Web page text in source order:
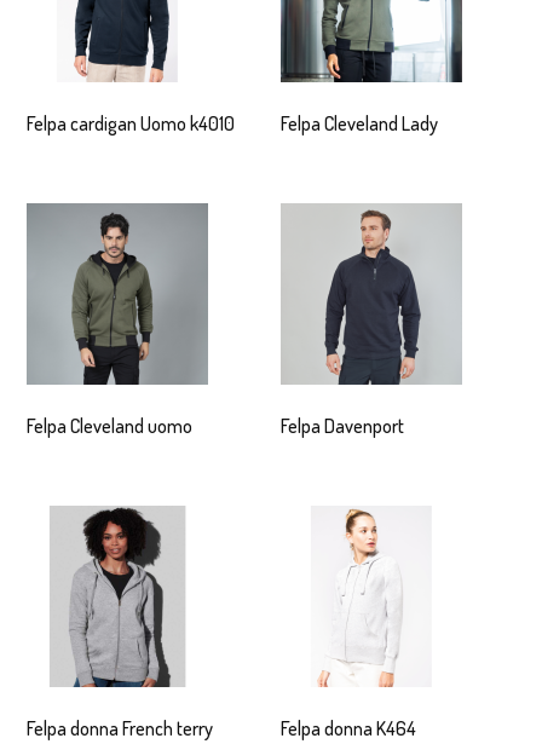
Felpa cardigan Uomo k4010 Felpa Cleveland Lady
Felpa Cleveland uomo Felpa Davenport
Felpa donna French terry Felpa donna K464